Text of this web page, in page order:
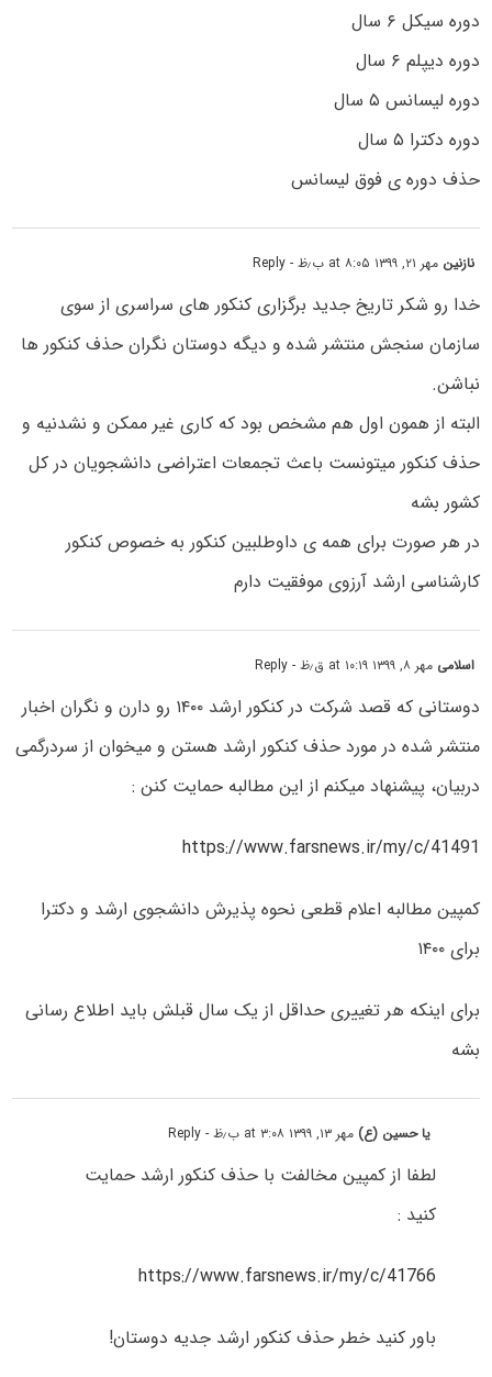
دوره سیکل ۶ سال
دوره دیپلم ۶ سال
دوره لیسانس ۵ سال
دوره دکترا ۵ سال
حذف دوره ی فوق لیسانس
نازنین مهر ۲۱, ۱۳۹۹ at ۸:۰۵ ب٫ظ - Reply
خدا رو شکر تاریخ جدید برگزاری کنکور های سراسری از سوی
سازمان سنجش منتشر شده و دیگه دوستان نگران حذف کنکور ها
نباشن.
البته از همون اول هم مشخص بود که کاری غیر ممکن و نشدنیه و
حذف کنکور میتونست باعث تجمعات اعتراضی دانشجویان در کل
کشور بشه
در هر صورت برای همه ی داوطلبین کنکور به خصوص کنکور
کارشناسی ارشد آرزوی موفقیت دارم
اسلامی مهر ۸, ۱۳۹۹ at ۱۰:۱۹ ق٫ظ - Reply
دوستانی که قصد شرکت در کنکور ارشد ۱۴۰۰ رو دارن و نگران اخبار
منتشر شده در مورد حذف کنکور ارشد هستن و میخوان از سردرگمی
دربیان، پیشنهاد میکنم از این مطالبه حمایت کنن :
https://www.farsnews.ir/my/c/41491
کمپین مطالبه اعلام قطعی نحوه پذیرش دانشجوی ارشد و دکترا
برای ۱۴۰۰
برای اینکه هر تغییری حداقل از یک سال قبلش باید اطلاع رسانی
بشه
یا حسین (ع) مهر ۱۳, ۱۳۹۹ at ۳:۰۸ ب٫ظ - Reply
لطفا از کمپین مخالفت با حذف کنکور ارشد حمایت
کنید :
https://www.farsnews.ir/my/c/41766
باور کنید خطر حذف کنکور ارشد جدیه دوستان!